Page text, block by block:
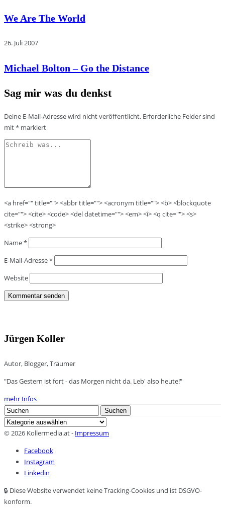
We Are The World
26. Juli 2007
Michael Bolton – Go the Distance
Sag mir was du denkst
Deine E-Mail-Adresse wird nicht veröffentlicht. Erforderliche Felder sind
mit* markiert
<a href="" title=""> <abbr title=""> <acronym title=""> <b> <blockquote
cite=""> <cite> <code> <del datetime=""> <em> <i> <q cite=""> <s>
<strike> <strong>
Name*
E-Mail-Adresse*
Website
Jürgen Koller
Autor, Blogger, Träumer
"Das Gestern ist fort - das Morgen nicht da. Leb' also heute!"
mehr Infos
Search
for:
Suchen
Kategorien
© 2026 Kollermedia.at - Impressum
Facebook
Instagram
Linkedin
🔒 Diese Website verwendet keine Tracking-Cookies und ist DSGVO-
konform.